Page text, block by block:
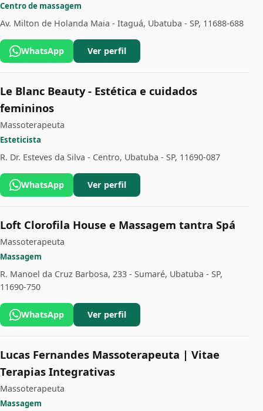
Centro de massagem
Av. Milton de Holanda Maia - Itaguá, Ubatuba - SP, 11688-688
WhatsApp Ver perfil
Le Blanc Beauty - Estética e cuidados
femininos
Massoterapeuta
Esteticista
R. Dr. Esteves da Silva - Centro, Ubatuba - SP, 11690-087
WhatsApp Ver perfil
Loft Clorofila House e Massagem tantra Spá
Massoterapeuta
Massagem
R. Manoel da Cruz Barbosa, 233 - Sumaré, Ubatuba - SP,
11690-750
WhatsApp Ver perfil
Lucas Fernandes Massoterapeuta | Vitae
Terapias Integrativas
Massoterapeuta
Massagem